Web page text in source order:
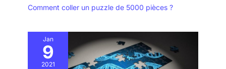
flexibilité optimale pour
adapté à chaque projet.
Comment coller un puzzle de 5000 pièces ?
Jan
9
2021